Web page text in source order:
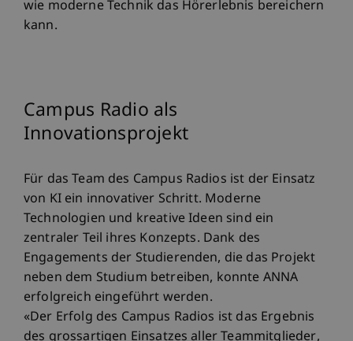
wie moderne Technik das Hörerlebnis bereichern
kann.
Campus Radio als
Innovationsprojekt
Für das Team des Campus Radios ist der Einsatz
von KI ein innovativer Schritt. Moderne
Technologien und kreative Ideen sind ein
zentraler Teil ihres Konzepts. Dank des
Engagements der Studierenden, die das Projekt
neben dem Studium betreiben, konnte ANNA
erfolgreich eingeführt werden.
«Der Erfolg des Campus Radios ist das Ergebnis
des grossartigen Einsatzes aller Teammitglieder,